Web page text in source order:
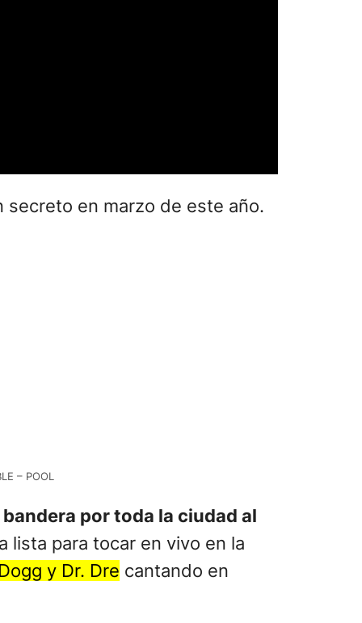
secreto en marzo de este año.
– POOL
por toda la ciudad al
lista para tocar en vivo en la
y Dr. Dre cantando en